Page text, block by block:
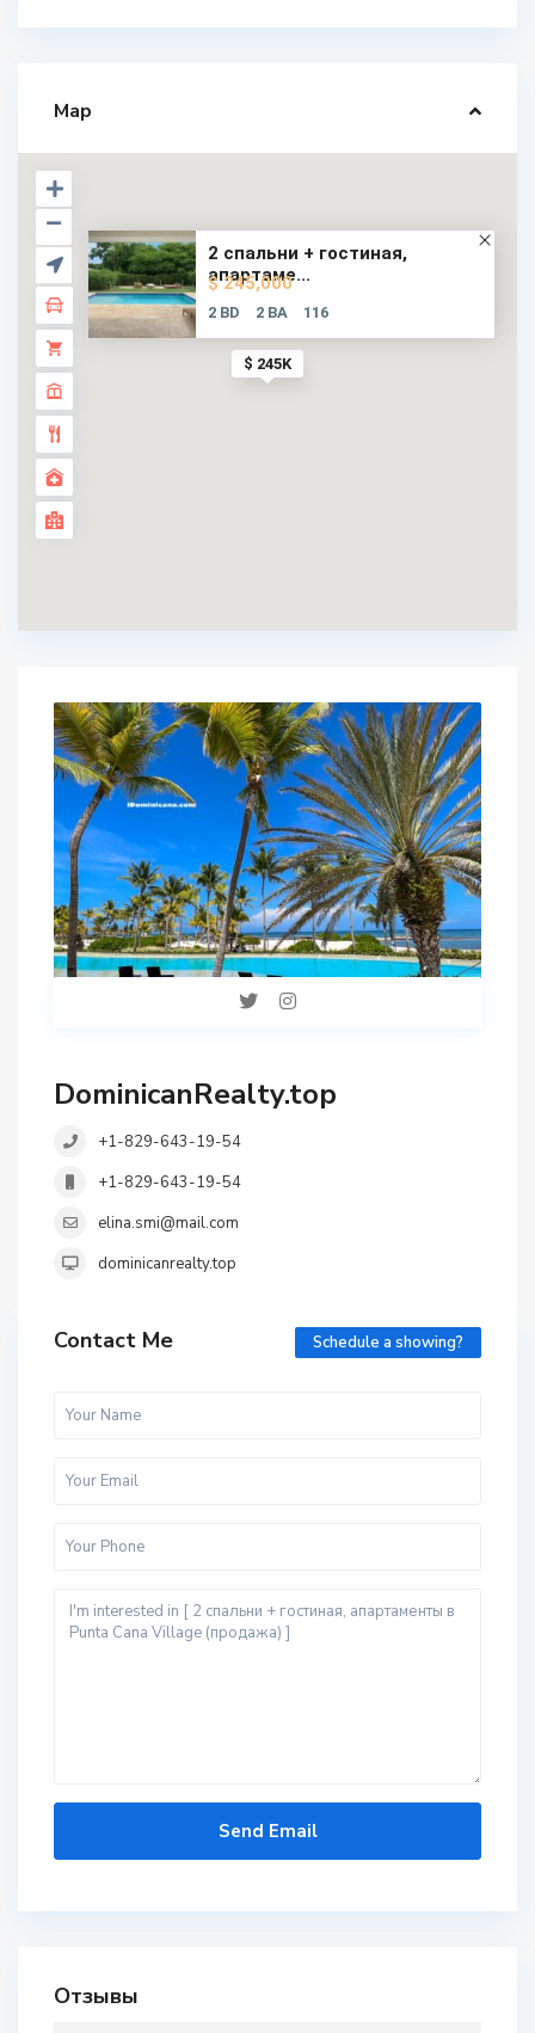
Map
$ 245K
2 спальни + гостиная,
апартаме...
$ 245,000
2 BD 2 BA 116
DominicanRealty.top
+1-829-643-19-54
+1-829-643-19-54
elina.smi@mail.com
dominicanrealty.top
Contact Me Schedule a showing?
Отзывы